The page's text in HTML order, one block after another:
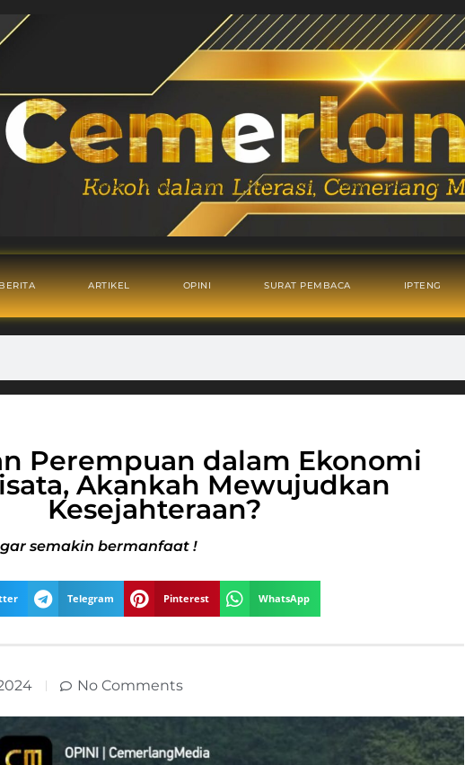
ARTIKEL OPINI SURAT PEMBACA IPTENG
Perempuan dalam Ekonomi
Akankah Mewujudkan
Kesejahteraan?
semakin bermanfaat !
Telegram Pinterest WhatsApp
No Comments